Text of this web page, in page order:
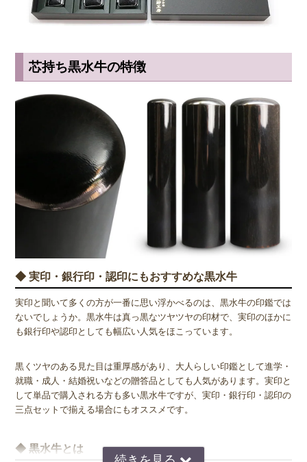
芯持ち黒水牛の特徴
◆ 実印・銀行印・認印にもおすすめな黒水牛
実印と聞いて多くの方が一番に思い浮かべるのは、黒水牛の印鑑では
ないでしょうか。黒水牛は真っ黒なツヤツヤの印材で、実印のほかに
も銀行印や認印としても幅広い人気をほこっています。
黒くツヤのある見た目は重厚感があり、大人らしい印鑑として進学・
就職・成人・結婚祝いなどの贈答品としても人気があります。実印と
して単品で購入される方も多い黒水牛ですが、実印・銀行印・認印の
三点セットで揃える場合にもオススメです。
◆ 黒水牛とは